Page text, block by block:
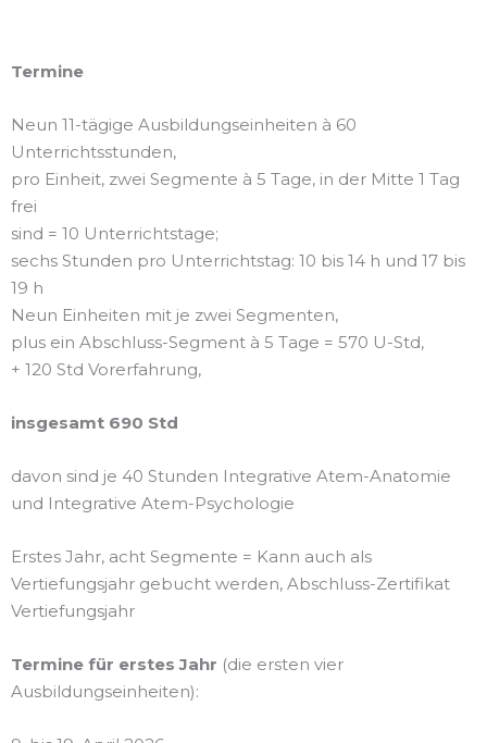
Termine
Neun 11-tägige Ausbildungseinheiten à 60
Unterrichtsstunden,
pro Einheit, zwei Segmente à 5 Tage, in der Mitte 1 Tag
frei
sind = 10 Unterrichtstage;
sechs Stunden pro Unterrichtstag: 10 bis 14 h und 17 bis
19 h
Neun Einheiten mit je zwei Segmenten,
plus ein Abschluss-Segment à 5 Tage = 570 U-Std,
+ 120 Std Vorerfahrung,
insgesamt 690 Std
davon sind je 40 Stunden Integrative Atem-Anatomie
und Integrative Atem-Psychologie
Erstes Jahr, acht Segmente = Kann auch als
Vertiefungsjahr gebucht werden, Abschluss-Zertifikat
Vertiefungsjahr
Termine für erstes Jahr (die ersten vier
Ausbildungseinheiten):